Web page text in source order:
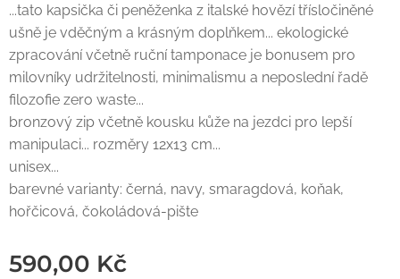
...tato kapsička či peněženka z italské hovězí třísločiněné
ušně je vděčným a krásným doplňkem... ekologické
zpracování včetně ruční tamponace je bonusem pro
milovníky udržitelnosti, minimalismu a neposlední řadě
filozofie zero waste...
bronzový zip včetně kousku kůže na jezdci pro lepší
manipulaci... rozměry 12x13 cm...
unisex...
barevné varianty: černá, navy, smaragdová, koňak,
hořčicová, čokoládová-pište
590,00 Kč